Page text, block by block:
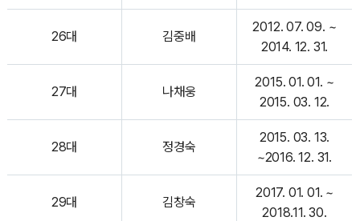
26대 김중배
2012. 07. 09. ~
2014. 12. 31.
27대 나채웅
2015. 01. 01. ~
2015. 03. 12.
28대 정경숙
2015. 03. 13.
~2016. 12. 31.
29대 김창숙
2017. 01. 01. ~
2018.11. 30.